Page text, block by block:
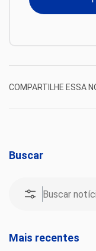
COMPARTILHE ESSA
Buscar
Mais recentes